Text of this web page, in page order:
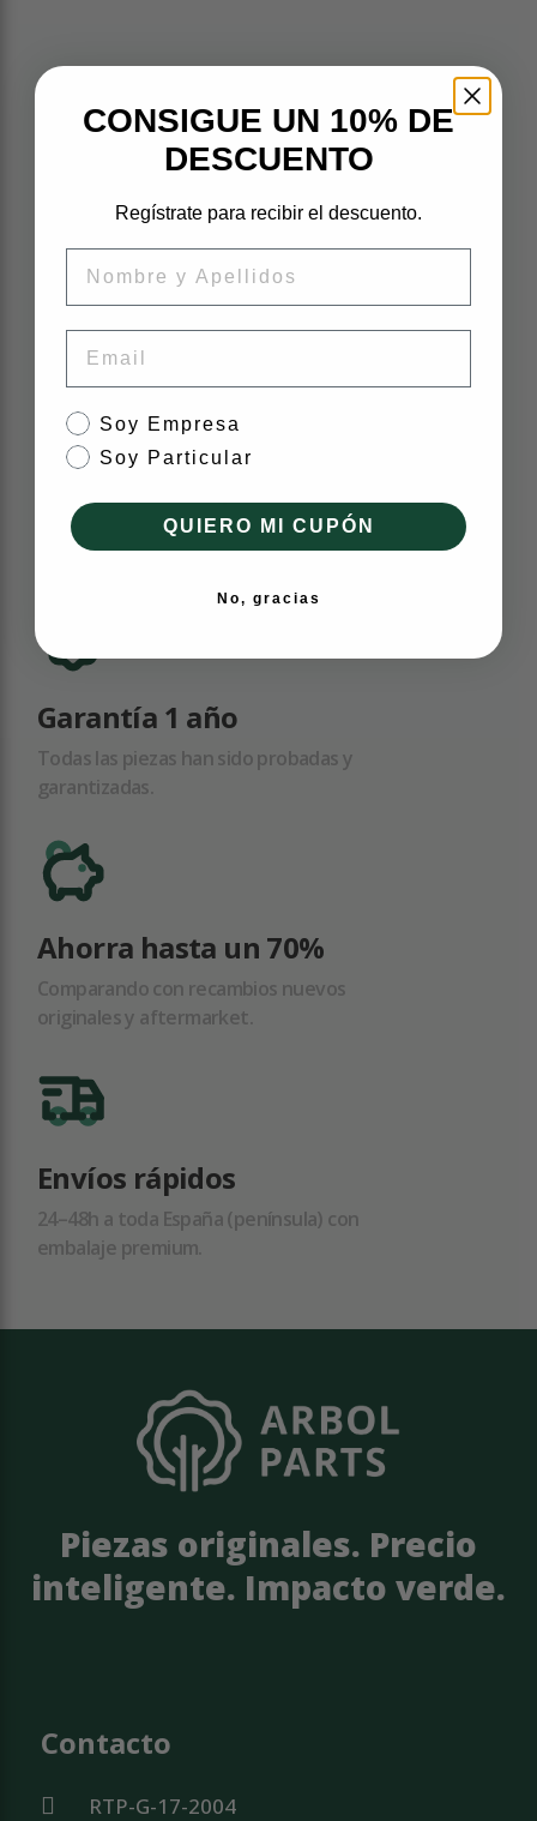
Piezas originales.
Precio inteligente.
Impacto verde.
Equipo de especialistas dispuestos a
ayudarte.
Garantía 1 año
Todas las piezas han sido probadas y
garantizadas.
Ahorra hasta un 70%
Comparando con recambios nuevos
originales y aftermarket.
Envíos rápidos
24–48h a toda España (península) con
embalaje premium.
Piezas originales. Precio
inteligente. Impacto verde.
Contacto
RTP-G-17-2004
CONSIGUE UN 10% DE
DESCUENTO
Regístrate para recibir el descuento.
tipo de cliente
Soy Empresa
Soy Particular
QUIERO MI CUPÓN
No, gracias